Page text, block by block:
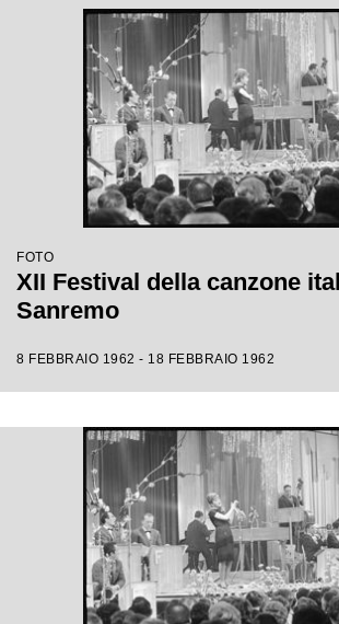
FOTO
XII Festival della canzone
Sanremo
8 FEBBRAIO 1962 - 18 FEBBRAIO 1962